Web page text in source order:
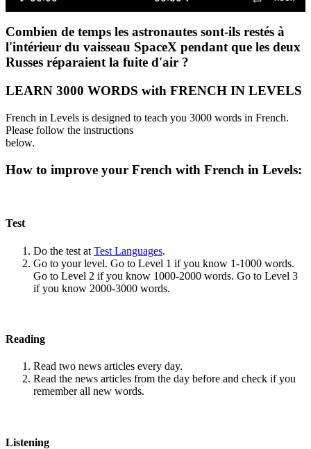
Combien de temps les astronautes sont-ils restés à
l'intérieur du vaisseau SpaceX pendant que les deux
Russes réparaient la fuite d'air ?
LEARN 3000 WORDS with FRENCH IN LEVELS
French in Levels is designed to teach you 3000 words in French.
Please follow the instructions
below.
How to improve your French with French in Levels:
Test
Do the test at Test Languages.
Go to your level. Go to Level 1 if you know 1-1000 words.
Go to Level 2 if you know 1000-2000 words. Go to Level 3
if you know 2000-3000 words.
Reading
Read two news articles every day.
Read the news articles from the day before and check if you
remember all new words.
Listening